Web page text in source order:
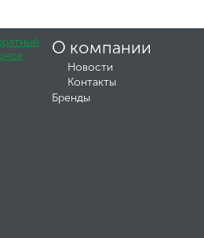
О компании
Новости
Контакты
Бренды